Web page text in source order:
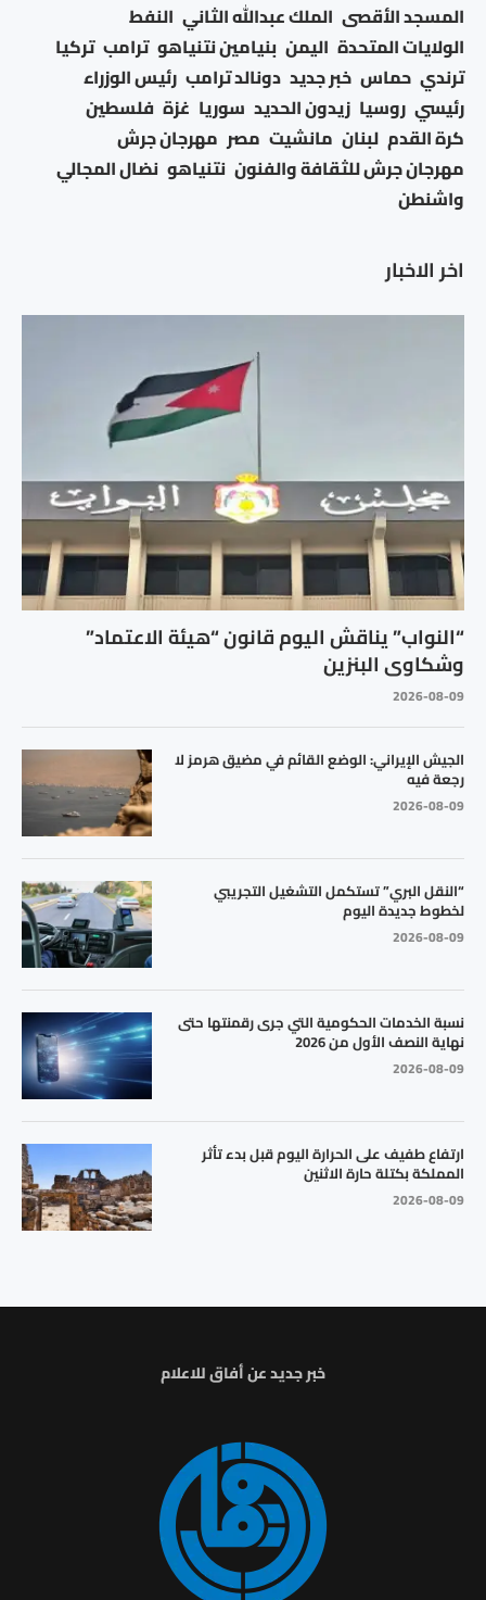
اخر الاخبار
“النواب” يناقش اليوم قانون “هيئة الاعتماد”
وشكاوى البنزين
2026-08-09
الجيش الإيراني: الوضع القائم في مضيق هرمز لا
رجعة فيه
2026-08-09
“النقل البري” تستكمل التشغيل التجريبي
لخطوط جديدة اليوم
2026-08-09
نسبة الخدمات الحكومية التي جرى رقمنتها حتى
نهاية النصف الأول من 2026
2026-08-09
ارتفاع طفيف على الحرارة اليوم قبل بدء تأثر
المملكة بكتلة حارة الاثنين
2026-08-09
المسجد الأقصى الملك عبدالله الثاني النفط
الولايات المتحدة اليمن بنيامين نتنياهو ترامب تركيا
ترندي حماس خبر جديد دونالد ترامب رئيس الوزراء
رئيسي روسيا زيدون الحديد سوريا غزة فلسطين
كرة القدم لبنان مانشيت مصر مهرجان جرش
مهرجان جرش للثقافة والفنون نتنياهو نضال المجالي
واشنطن
خبر جديد عن أفاق للاعلام